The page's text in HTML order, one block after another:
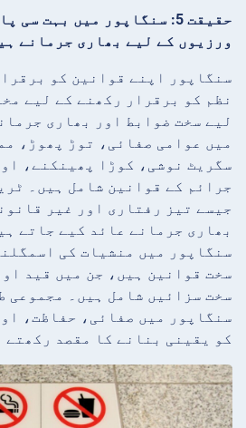
حقیقت 5: سنگاپور میں بہت
ورزیوں کے لیے بھاری جرمانے
سنگاپور اپنے قوانین کو
نظم کو برقرار رکھنے کے لیے
لیے سخت ضوابط اور بھاری
میں عوامی صفائی، توڑ پھوڑ،
سگریٹ نوشی، کوڑا پھینکنے،
جرائم کے قوانین شامل ہیں۔
جیسے تیز رفتاری اور غیر
بھاری جرمانے عائد کیے جاتے
سنگاپور میں منشیات کی
سخت قوانین ہیں، جن میں قید
سخت سزائیں شامل ہیں۔ مجموعی
سنگاپور میں صفائی، حفاظت،
کو یقینی بنانے کا مقصد رکھتے